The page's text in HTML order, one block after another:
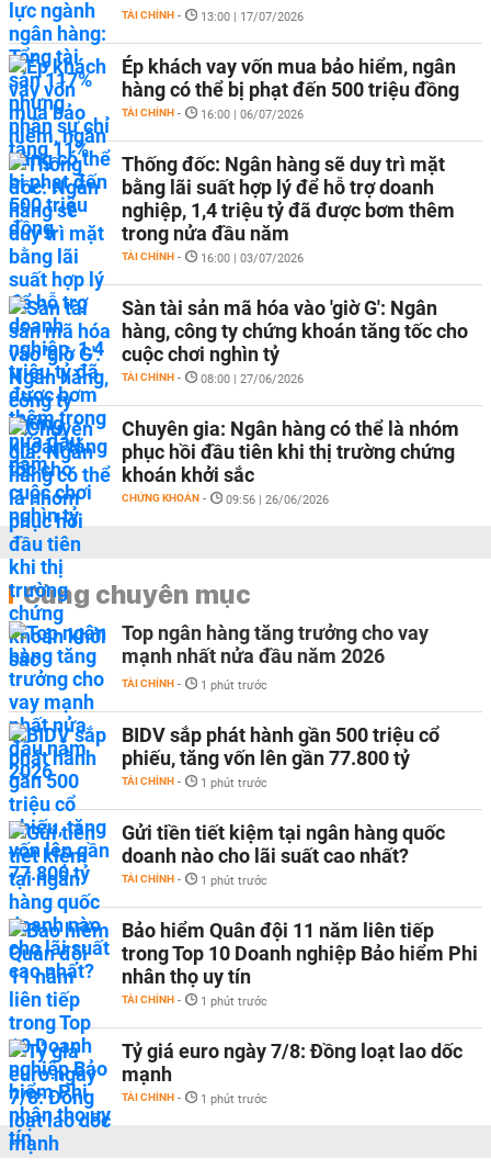
TÀI CHÍNH - 13:00 | 17/07/2026
Ép khách vay vốn mua bảo hiểm, ngân
hàng có thể bị phạt đến 500 triệu đồng
TÀI CHÍNH - 16:00 | 06/07/2026
Thống đốc: Ngân hàng sẽ duy trì mặt
bằng lãi suất hợp lý để hỗ trợ doanh
nghiệp, 1,4 triệu tỷ đã được bơm thêm
trong nửa đầu năm
TÀI CHÍNH - 16:00 | 03/07/2026
Sàn tài sản mã hóa vào 'giờ G': Ngân
hàng, công ty chứng khoán tăng tốc cho
cuộc chơi nghìn tỷ
TÀI CHÍNH - 08:00 | 27/06/2026
Chuyên gia: Ngân hàng có thể là nhóm
phục hồi đầu tiên khi thị trường chứng
khoán khởi sắc
CHỨNG KHOÁN - 09:56 | 26/06/2026
Cùng chuyên mục
Top ngân hàng tăng trưởng cho vay
mạnh nhất nửa đầu năm 2026
TÀI CHÍNH - 1 phút trước
BIDV sắp phát hành gần 500 triệu cổ
phiếu, tăng vốn lên gần 77.800 tỷ
TÀI CHÍNH - 1 phút trước
Gửi tiền tiết kiệm tại ngân hàng quốc
doanh nào cho lãi suất cao nhất?
TÀI CHÍNH - 1 phút trước
Bảo hiểm Quân đội 11 năm liên tiếp
trong Top 10 Doanh nghiệp Bảo hiểm Phi
nhân thọ uy tín
TÀI CHÍNH - 1 phút trước
Tỷ giá euro ngày 7/8: Đồng loạt lao dốc
mạnh
TÀI CHÍNH - 1 phút trước